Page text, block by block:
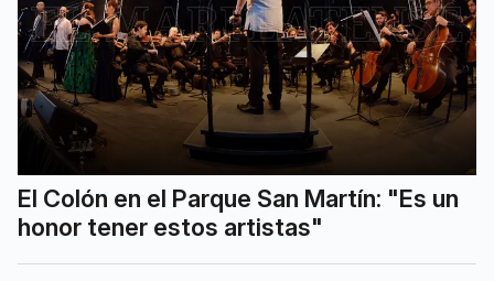
El Colón en el Parque San Martín: "Es un
honor tener estos artistas"